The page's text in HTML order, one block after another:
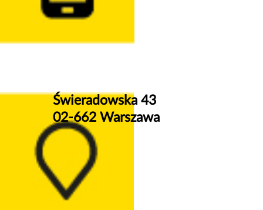
Świeradowska 43
02-662 Warszawa